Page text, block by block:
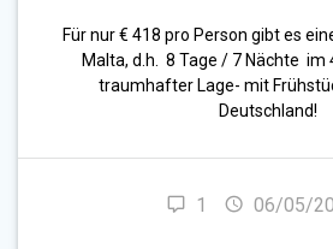
Für nur € 418 pro Person gibt es
Malta, d.h. 8 Tage / 7 Nächte im
traumhafter Lage- mit
Deutschland!
1 06/05/